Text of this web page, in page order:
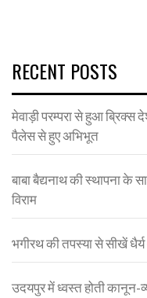
RECENT POSTS
मेवाड़ी परम्परा से हुआ ब्रिक्स
पैलेस से हुए अभिभूत
बाबा बैद्यनाथ की स्थापना के
विराम
भगीरथ की तपस्या से सीखें
उदयपुर में ध्वस्त होती कानून-